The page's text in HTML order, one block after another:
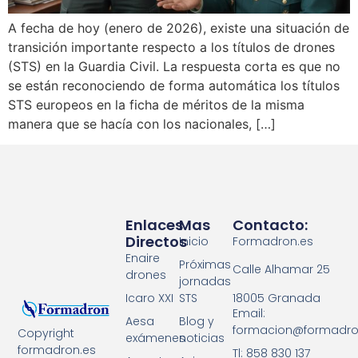
A fecha de hoy (enero de 2026), existe una situación de
transición importante respecto a los títulos de drones
(STS) en la Guardia Civil. La respuesta corta es que no
se están reconociendo de forma automática los títulos
STS europeos en la ficha de méritos de la misma
manera que se hacía con los nacionales, […]
Copyright
formadron.es
Mas
Inicio
Próximas
jornadas
STS
Blog y
noticias
Enlaces
Directos
Enaire
drones
Icaro XXI
Aesa
exámenes
Contacto:
Formadron.es
Calle Alhamar 25
18005 Granada
Email:
Tl: 858 830 137